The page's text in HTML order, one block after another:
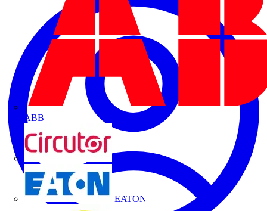
ABB
CIRCUTOR
EATON